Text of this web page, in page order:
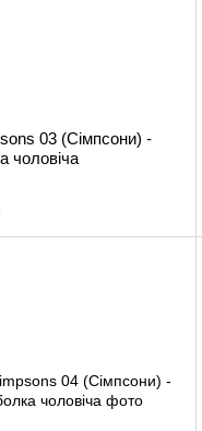
03 (Сімпсони) -
чоловіча